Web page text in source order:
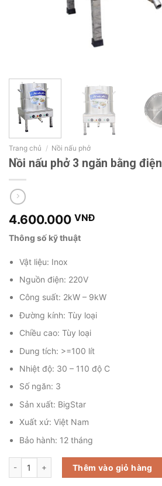
Trang chủ / Nồi nấu phở
Nồi nấu phở 3 ngăn bằng điện
4.600.000 VNĐ
Thông số kỹ thuật
Vật liệu: Inox
Nguồn điện: 220V
Công suất: 2kW – 9kW
Đường kính: Tùy loại
Chiều cao: Tùy loại
Dung tích: >=100 lít
Nhiệt độ: 30 – 110 độ C
Số ngăn: 3
Sản xuất: BigStar
Xuất xứ: Việt Nam
Bảo hành: 12 tháng
Nồi nấu phở 3 ngăn bằng điện số lượng
Thêm vào giỏ hàng